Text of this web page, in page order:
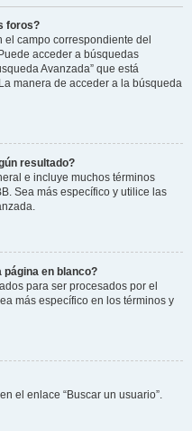
foros?
campo correspondiente del
acceder a búsquedas
Avanzada” que está
manera de acceder a la búsqueda
resultado?
e incluye muchos términos
Sea más específico y utilice las
página en blanco?
para ser procesados por el
más específico en los términos y
el enlace “Buscar un usuario”.